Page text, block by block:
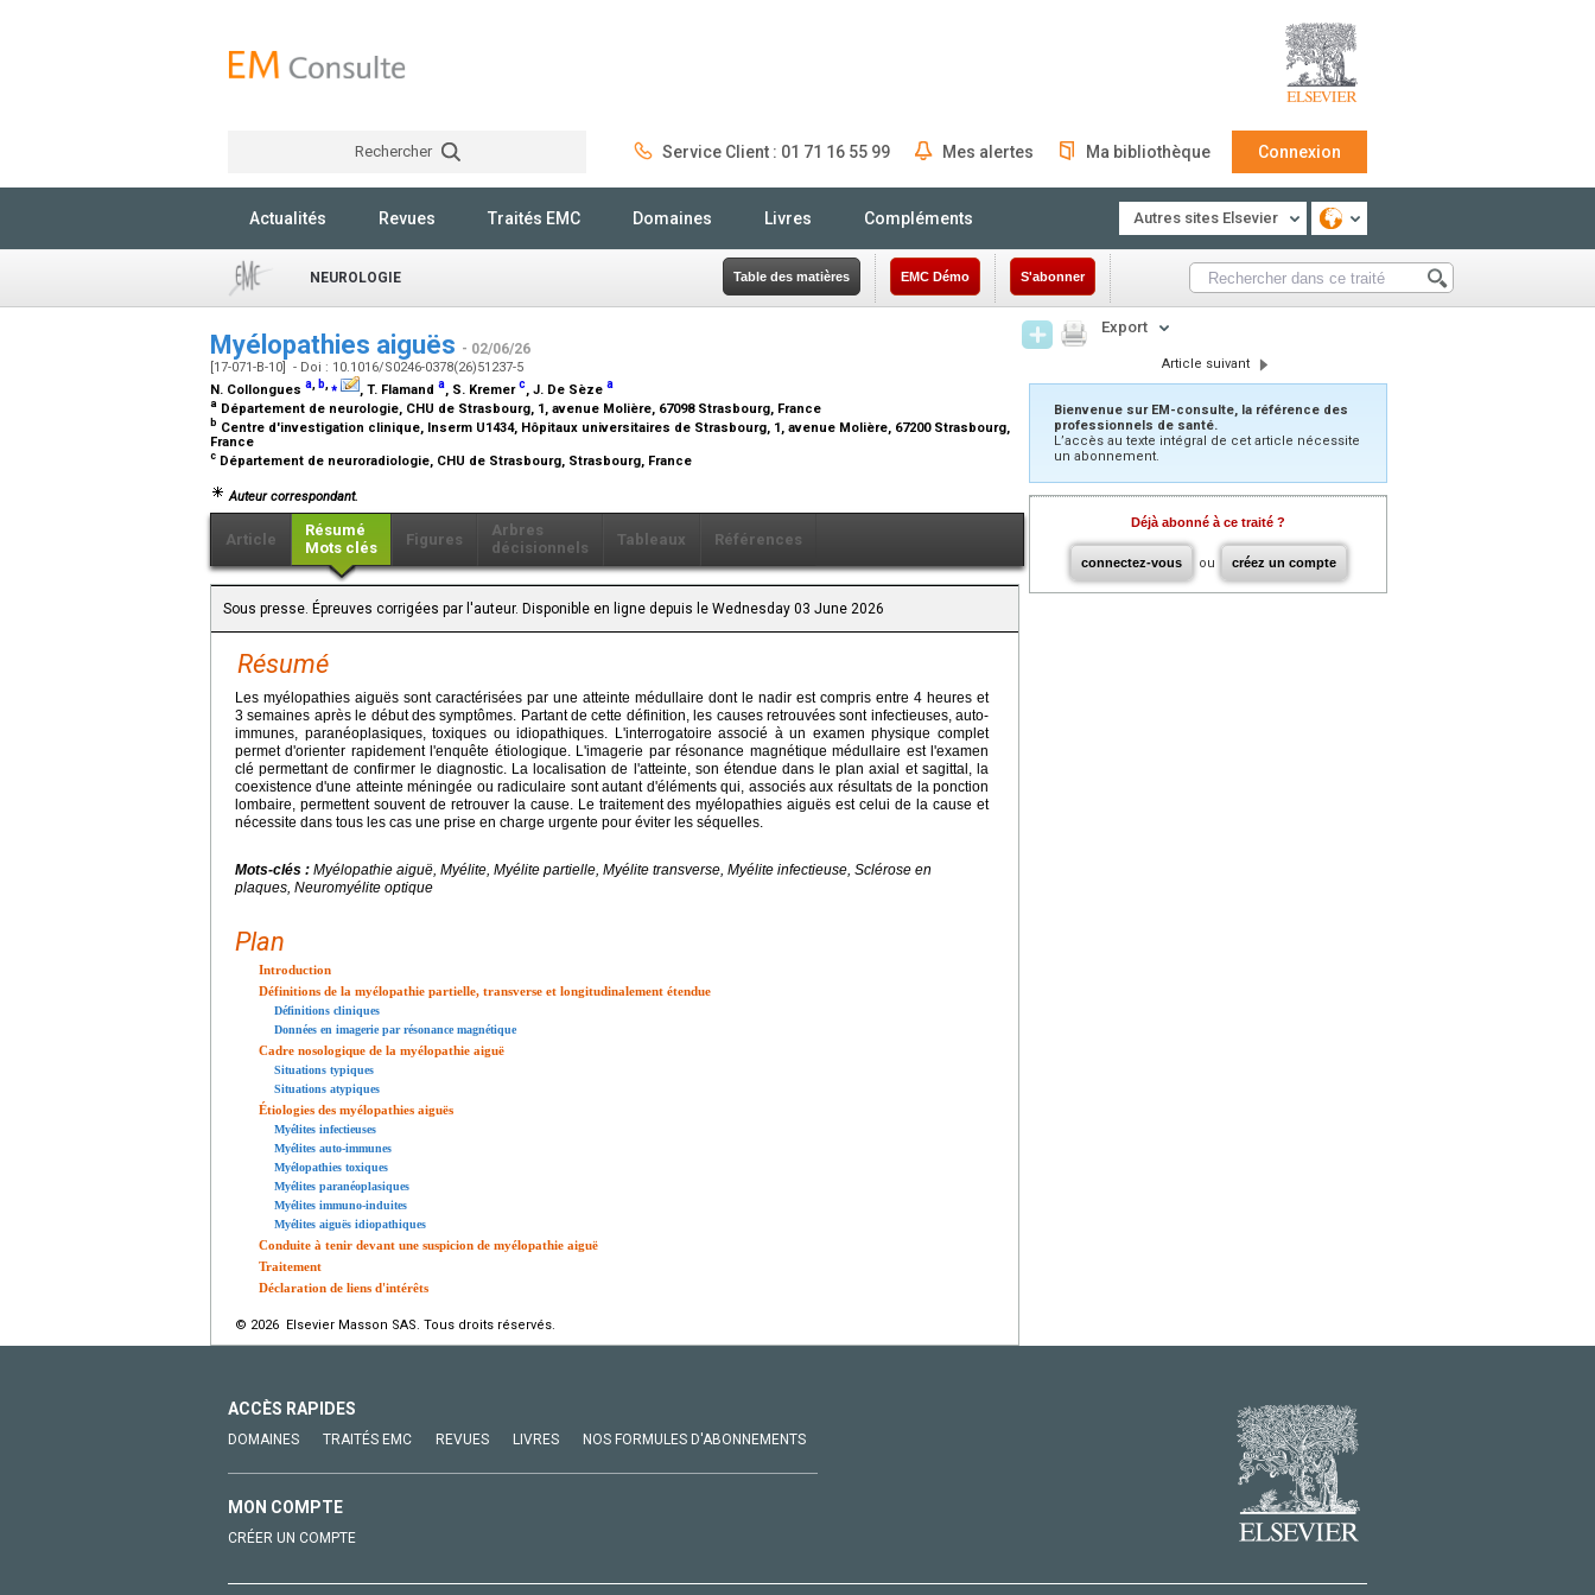
Rechercher Service Client : 01 71 16 55 99 Mes alertes Ma bibliothèque Connexion
Actualités Revues Traités EMC Domaines Livres Compléments Autres sites Elsevier
NEUROLOGIE Table des matières EMC Démo S'abonner
Myélopathies aiguës - 02/06/26
[17-071-B-10] - Doi : 10.1016/S0246-0378(26)51237-5
N. Collongues a, b,⁎ , T. Flamand a, S. Kremerc, J. De Sèze a
a Département de neurologie, CHU de Strasbourg, 1, avenue Molière, 67098 Strasbourg, France
b Centre d'investigation clinique, Inserm U1434, Hôpitaux universitaires de Strasbourg, 1, avenue Molière, 67200 Strasbourg,
France
c Département de neuroradiologie, CHU de Strasbourg, Strasbourg, France
Auteur correspondant.
Article
Résumé
Mots clés
Figures
Arbres
décisionnels
Tableaux Références
Sous presse. Épreuves corrigées par l'auteur. Disponible en ligne depuis le Wednesday 03 June 2026
Résumé
Les myélopathies aiguës sont caractérisées par une atteinte médullaire dont le nadir est compris entre 4 heures et
3 semaines après le début des symptômes. Partant de cette définition, les causes retrouvées sont infectieuses, auto-
immunes, paranéoplasiques, toxiques ou idiopathiques. L'interrogatoire associé à un examen physique complet
permet d'orienter rapidement l'enquête étiologique. L'imagerie par résonance magnétique médullaire est l'examen
clé permettant de confirmer le diagnostic. La localisation de l'atteinte, son étendue dans le plan axial et sagittal, la
coexistence d'une atteinte méningée ou radiculaire sont autant d'éléments qui, associés aux résultats de la ponction
lombaire, permettent souvent de retrouver la cause. Le traitement des myélopathies aiguës est celui de la cause et
nécessite dans tous les cas une prise en charge urgente pour éviter les séquelles.
Mots-clés : Myélopathie aiguë, Myélite, Myélite partielle, Myélite transverse, Myélite infectieuse, Sclérose en
plaques, Neuromyélite optique
Plan
Introduction
Définitions de la myélopathie partielle, transverse et longitudinalement étendue
Définitions cliniques
Données en imagerie par résonance magnétique
Cadre nosologique de la myélopathie aiguë
Situations typiques
Situations atypiques
Étiologies des myélopathies aiguës
Myélites infectieuses
Myélites auto-immunes
Myélopathies toxiques
Myélites paranéoplasiques
Myélites immuno-induites
Myélites aiguës idiopathiques
Conduite à tenir devant une suspicion de myélopathie aiguë
Traitement
Déclaration de liens d'intérêts
© 2026 Elsevier Masson SAS. Tous droits réservés.
Export
Article suivant
Bienvenue sur EM-consulte, la référence des
professionnels de santé.
L’accès au texte intégral de cet article nécessite
un abonnement.
Déjà abonné à ce traité ?
connectez-vous ou créez un compte
ACCÈS RAPIDES
DOMAINES TRAITÉS EMC REVUES LIVRES NOS FORMULES D'ABONNEMENTS
MON COMPTE
CRÉER UN COMPTE